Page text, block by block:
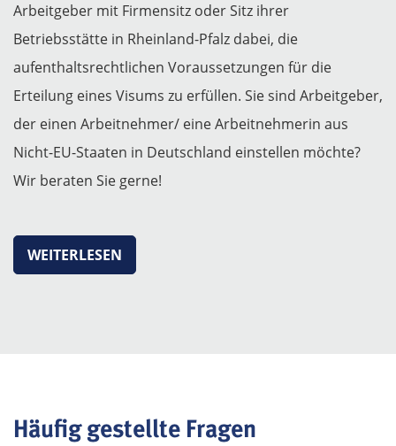
Arbeitgeber mit Firmensitz oder Sitz ihrer
Betriebsstätte in Rheinland-Pfalz dabei, die
aufenthaltsrechtlichen Voraussetzungen für die
Erteilung eines Visums zu erfüllen. Sie sind Arbeitgeber,
der einen Arbeitnehmer/ eine Arbeitnehmerin aus
Nicht-EU-Staaten in Deutschland einstellen möchte?
Wir beraten Sie gerne!
WEITERLESEN
Häufig gestellte Fragen